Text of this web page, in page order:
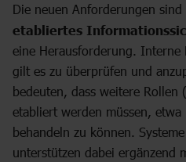
Die neuen Anforderungen
etabliertes
eine Herausforderung. Interne
gilt es zu überprüfen und
bedeuten, dass weitere Rollen
etabliert werden müssen,
behandeln zu können.
unterstützen dabei ergänzend